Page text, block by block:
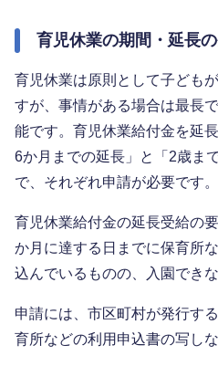
育児休業の期間・延長
育児休業は原則として子ども
すが、事情がある場合は最長
能です。育児休業給付金を延
6か月までの延長」と「2歳ま
で、それぞれ申請が必要です。
育児休業給付金の延長受給の
か月に達する日までに保育所
込んでいるものの、入園でき
申請には、市区町村が発行す
育所などの利用申込書の写し